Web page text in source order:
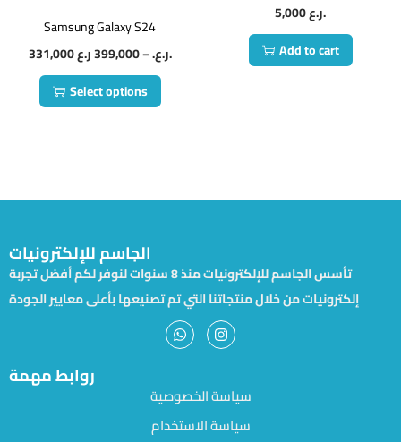
Samsung Galaxy S24
331,000
ر.ع.–
399,000
ر.ع.
Select options
5,000
ر.ع.
Add to cart
الجاسم للإلكترونيات
تأسس الجاسم للإلكترونيات منذ 8 سنوات لنوفر لكم أفضل تجربة
إلكترونيات من خلال منتجاتنا التي تم تصنيعها بأعلى معايير الجودة
روابط مهمة
سياسة الخصوصية
سياسة الاستخدام